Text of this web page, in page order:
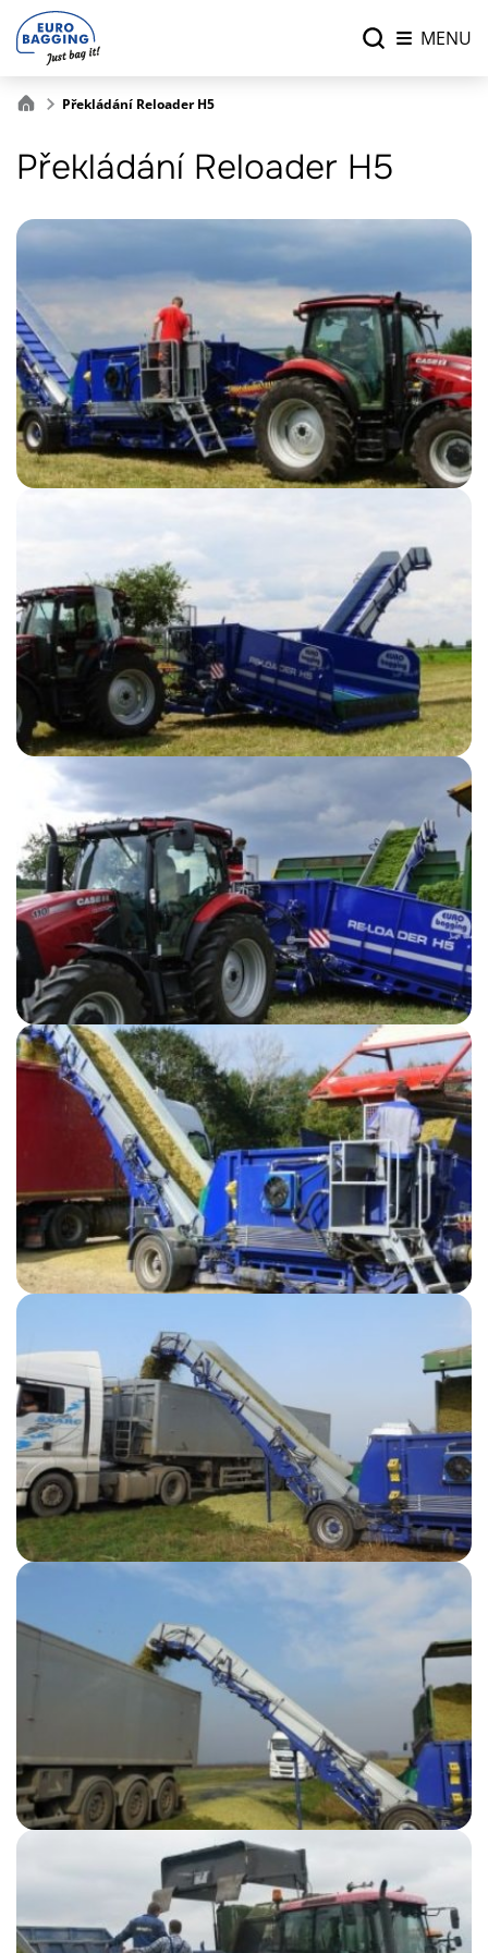
MENU
Překládání Reloader H5
Překládání Reloader H5